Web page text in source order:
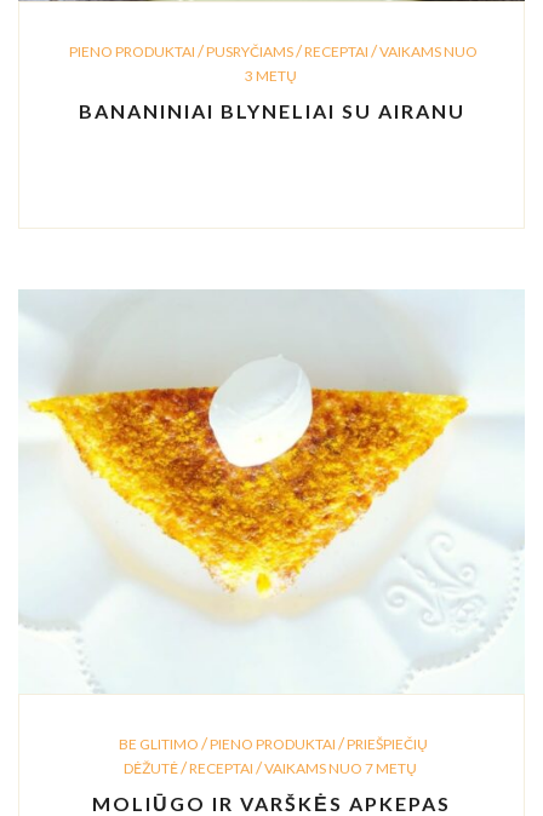
PIENO PRODUKTAI /PUSRYČIAMS/RECEPTAI /VAIKAMS NUO
3 METŲ
BANANINIAI BLYNELIAI SU AIRANU
BE GLITIMO /PIENO PRODUKTAI /PRIEŠPIEČIŲ
DĖŽUTĖ/RECEPTAI /VAIKAMS NUO 7 METŲ
MOLIŪGO IR VARŠKĖS APKEPAS